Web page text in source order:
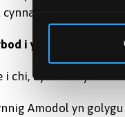
pob cyfweliad
i ymgeiswyr
i chi, byddwch yn
Amodol yn